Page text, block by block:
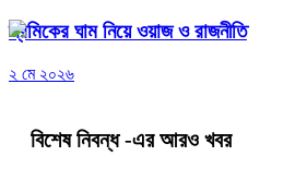
শ্রমিকের ঘাম নিয়ে ওয়াজ ও রাজনীতি
২ মে ২০২৬
বিশেষ নিবন্ধ-এর আরও খবর